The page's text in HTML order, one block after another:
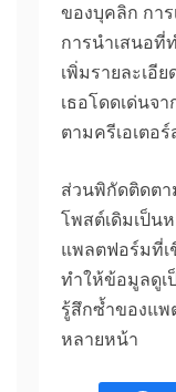
ของบุคลิก กา
การนำเสนอที่
เพิ่มรายละเอี
เธอโดดเด่นจ
ตามครีเอเตอ
ส่วนพิกัดติดตา
โพสต์เดิมเป็น
แพลตฟอร์มที่เ
ทำให้ข้อมูลดูเ
รู้สึกซ้ำของแพ
หลายหน้า